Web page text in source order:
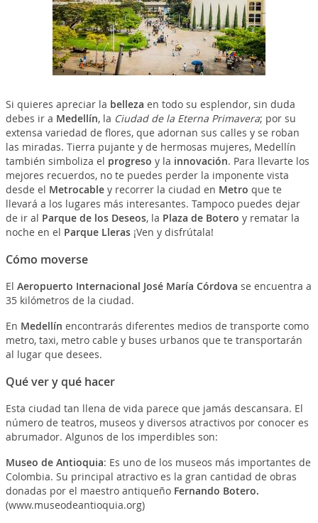
Si quieres apreciar la belleza en todo su esplendor, sin duda
debes ir a Medellín, la Ciudad de la Eterna Primavera; por su
extensa variedad de flores, que adornan sus calles y se roban
las miradas. Tierra pujante y de hermosas mujeres, Medellín
también simboliza el progreso y la innovación. Para llevarte los
mejores recuerdos, no te puedes perder la imponente vista
desde el Metrocable y recorrer la ciudad en Metro que te
llevará a los lugares más interesantes. Tampoco puedes dejar
de ir al Parque de los Deseos, la Plaza de Botero y rematar la
noche en el Parque Lleras¡Ven y disfrútala!
Cómo moverse
El Aeropuerto Internacional José María Córdova se encuentra a
35 kilómetros de la ciudad.
En Medellín encontrarás diferentes medios de transporte como
metro, taxi, metro cable y buses urbanos que te transportarán
al lugar que desees.
Qué ver y qué hacer
Esta ciudad tan llena de vida parece que jamás descansara. El
número de teatros, museos y diversos atractivos por conocer es
abrumador. Algunos de los imperdibles son:
Museo de Antioquia: Es uno de los museos más importantes de
Colombia. Su principal atractivo es la gran cantidad de obras
donadas por el maestro antiqueño Fernando Botero.
(www.museodeantioquia.org)